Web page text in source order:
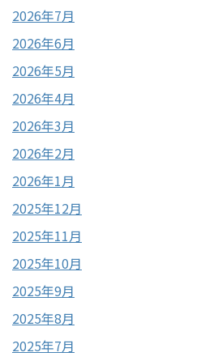
2026年7月
2026年6月
2026年5月
2026年4月
2026年3月
2026年2月
2026年1月
2025年12月
2025年11月
2025年10月
2025年9月
2025年8月
2025年7月